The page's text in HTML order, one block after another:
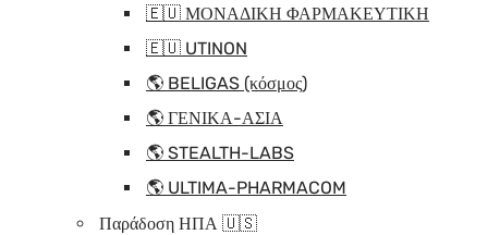
🇪🇺 ΜΟΝΑΔΙΚΗ ΦΑΡΜΑΚΕΥΤΙΚΗ
🇪🇺 UTINON
🌎 BELIGAS (κόσμος)
🌎 ΓΕΝΙΚΑ-ΑΣΙΑ
🌎 STEALTH-LABS
🌎 ULTIMA-PHARMACOM
Παράδοση ΗΠΑ 🇺🇸